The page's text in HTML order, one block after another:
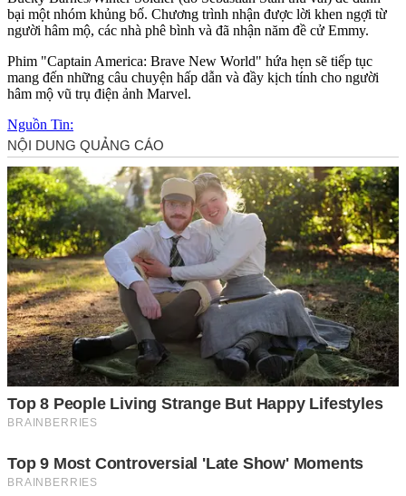
bại một nhóm khủ‌ng b‌ố. Chương trình nhận được lời khen ngợi từ
người hâm mộ, các nhà phê bình và đã nhận năm đề cử Emmy.
Phim "Captain America: Brave New World" hứa hẹn sẽ tiếp tục
mang đến những câu chuyện hấp dẫn và đầy kịch tính cho người
hâm mộ vũ trụ điện ảnh Marvel.
Nguồn Tin: